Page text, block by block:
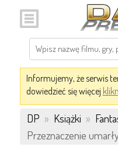
Informujemy, że serwis
dowiedzieć się więcej
DP » Książki »
Przeznaczenie